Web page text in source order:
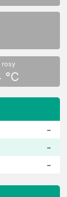
rosy
°C
-
-
-